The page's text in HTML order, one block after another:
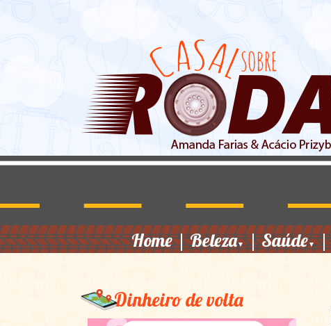
Home|Beleza▼ |Saúde▼ |
Dinheiro de volta